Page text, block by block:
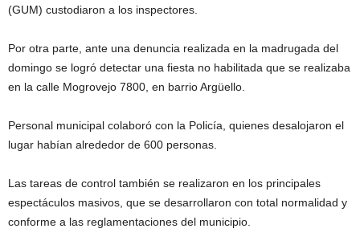
(GUM) custodiaron a los inspectores.
Por otra parte, ante una denuncia realizada en la madrugada del
domingo se logró detectar una fiesta no habilitada que se realizaba
en la calle Mogrovejo 7800, en barrio Argüello.
Personal municipal colaboró con la Policía, quienes desalojaron el
lugar habían alrededor de 600 personas.
Las tareas de control también se realizaron en los principales
espectáculos masivos, que se desarrollaron con total normalidad y
conforme a las reglamentaciones del municipio.